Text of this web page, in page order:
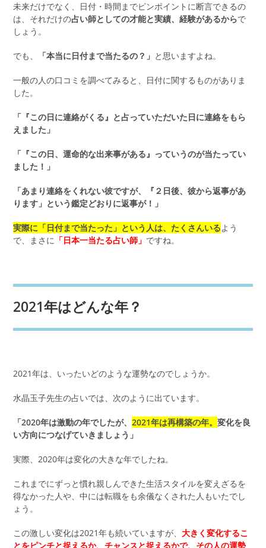
未来だけでなく、日付・時間までピンポイントに断言できるの
は、それだけの占い師としての才能と実績、経験があるからで
しょう。
でも、 「本当に日付まで当たるの？」 と思いますよね。
一般の人の口コミを調べてみると、日付に関するものがありま
した。
「『この日に連絡がくる』と占っていただいた日に連絡をもら
えました」
「『この日、運命的な出来事がある』っていうのが当たってい
ました！」
「あまり連絡をくれない彼ですが、『２日後、彼から返事があ
ります」という鑑定どおりに返事が！」
実際に「日付まで当たった」という人は、たくさんいるよう
で、まさに 「日本一当たる占い師」 ですね。
2021年はどんな年？
2021年は、いったいどのような運勢なのでしょうか。
水晶玉子先生の占いでは、次のように出ています。
「2020年は激動の年でしたが、2021年は再構築の年。変化を良
い方向につなげていきましょう」
実際、2020年は変化の大きな年でしたね。
これまでにずっと慣れ親しんできた生活スタイルを変えざるを
得なかった人や、中には転職をも余儀なくされた人もいたでし
ょう。
この激しい変化は2021年も続いていますが、大きく変化するこ
とをピンチと捉えるか、チャンスと捉えるかで、その人の運勢